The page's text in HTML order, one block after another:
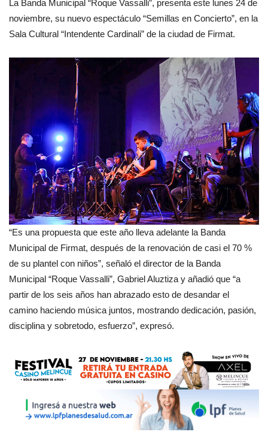
La Banda Municipal “Roque Vassalli”, presenta este lunes 24 de
noviembre, su nuevo espectáculo “Semillas en Concierto”, en la
Sala Cultural “Intendente Cardinali” de la ciudad de Firmat.
“Es una propuesta que este año lleva adelante la Banda
Municipal de Firmat, después de la renovación de casi el 70 %
de su plantel con niños”, señaló el director de la Banda
Municipal “Roque Vassalli”, Gabriel Aluztiza y añadió que “a
partir de los seis años han abrazado esto de desandar el
camino haciendo música juntos, mostrando dedicación, pasión,
disciplina y sobretodo, esfuerzo”, expresó.